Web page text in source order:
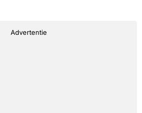
Advertentie